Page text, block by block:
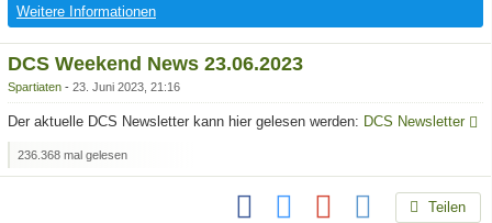
Weitere Informationen
DCS Weekend News 23.06.2023
Spartiaten 23. Juni 2023, 21:16
Der aktuelle DCS Newsletter kann hier gelesen werden: DCS Newsletter
236.368 mal gelesen
Teilen